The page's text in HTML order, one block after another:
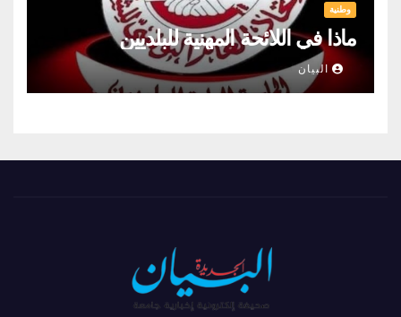
وطنية
ماذا في اللائحة المهنية للبلديين
البيان